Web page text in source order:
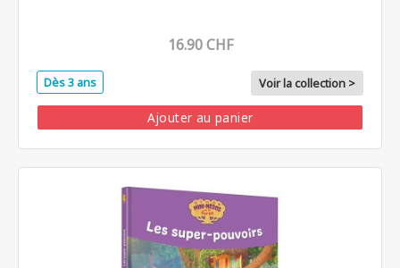
16.90 CHF
Dès 3 ans Voir la collection >
Ajouter au panier